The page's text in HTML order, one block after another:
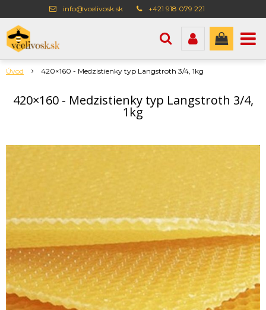
info@vcelivosk.sk +421 918 079 221
Úvod 420×160 - Medzistienky typ Langstroth 3/4, 1kg
420×160 - Medzistienky typ Langstroth 3/4,
1kg